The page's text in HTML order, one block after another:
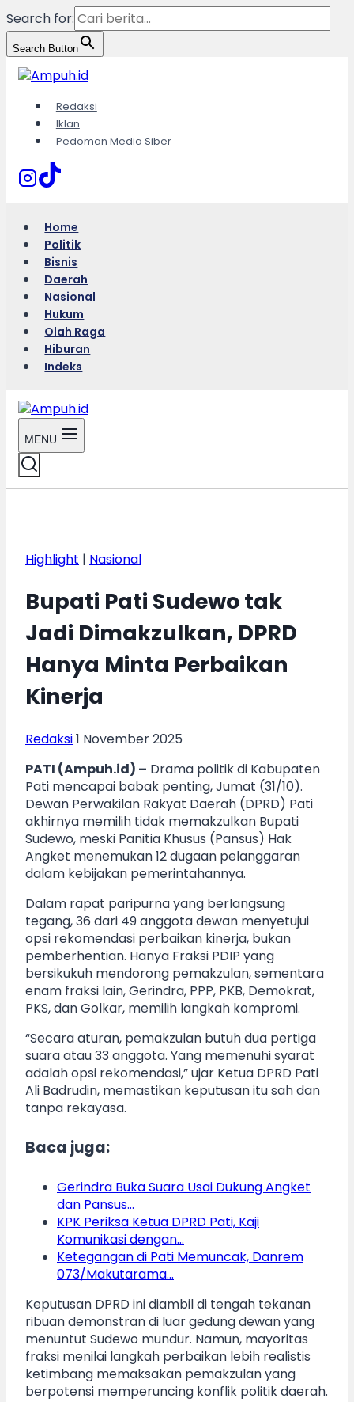
Search for:
Search Button
Skip
to
content
Redaksi
Iklan
Pedoman Media Siber
Home
Politik
Bisnis
Daerah
Nasional
Hukum
Olah Raga
Hiburan
Indeks
MENU
Highlight | Nasional
Bupati Pati Sudewo tak
Jadi Dimakzulkan, DPRD
Hanya Minta Perbaikan
Kinerja
Redaksi1 November 2025
PATI (Ampuh.id) – Drama politik di Kabupaten
Pati mencapai babak penting, Jumat (31/10).
Dewan Perwakilan Rakyat Daerah (DPRD) Pati
akhirnya memilih tidak memakzulkan Bupati
Sudewo, meski Panitia Khusus (Pansus) Hak
Angket menemukan 12 dugaan pelanggaran
dalam kebijakan pemerintahannya.
Dalam rapat paripurna yang berlangsung
tegang, 36 dari 49 anggota dewan menyetujui
opsi rekomendasi perbaikan kinerja, bukan
pemberhentian. Hanya Fraksi PDIP yang
bersikukuh mendorong pemakzulan, sementara
enam fraksi lain, Gerindra, PPP, PKB, Demokrat,
PKS, dan Golkar, memilih langkah kompromi.
“Secara aturan, pemakzulan butuh dua pertiga
suara atau 33 anggota. Yang memenuhi syarat
adalah opsi rekomendasi,” ujar Ketua DPRD Pati
Ali Badrudin, memastikan keputusan itu sah dan
tanpa rekayasa.
Baca juga:
Gerindra Buka Suara Usai Dukung Angket
dan Pansus…
KPK Periksa Ketua DPRD Pati, Kaji
Komunikasi dengan…
Ketegangan di Pati Memuncak, Danrem
073/Makutarama…
Keputusan DPRD ini diambil di tengah tekanan
ribuan demonstran di luar gedung dewan yang
menuntut Sudewo mundur. Namun, mayoritas
fraksi menilai langkah perbaikan lebih realistis
ketimbang memaksakan pemakzulan yang
berpotensi memperuncing konflik politik daerah.